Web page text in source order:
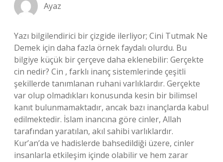
Ayaz
Yazı bilgilendirici bir çizgide ilerliyor; Cini Tutmak Ne
Demek için daha fazla örnek faydalı olurdu. Bu
bilgiye küçük bir çerçeve daha eklenebilir: Gerçekte
cin nedir? Cin , farklı inanç sistemlerinde çeşitli
şekillerde tanımlanan ruhani varlıklardır. Gerçekte
var olup olmadıkları konusunda kesin bir bilimsel
kanıt bulunmamaktadır, ancak bazı inançlarda kabul
edilmektedir. İslam inancına göre cinler, Allah
tarafından yaratılan, akıl sahibi varlıklardır.
Kur’an’da ve hadislerde bahsedildiği üzere, cinler
insanlarla etkileşim içinde olabilir ve hem zarar